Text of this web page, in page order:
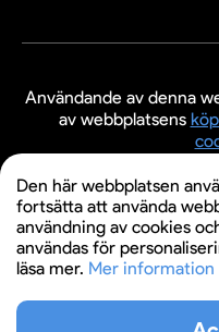
Användande av denna
av webbplatsens
© 2026
Den här webbplatsen
fortsätta att använda
användning av cookies
användas för
läsa mer. Mer information